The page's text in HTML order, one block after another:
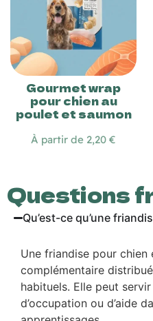
Gourmet wrap
pour chien au
poulet et saumon
À partir de 2,20 €
Questions
Qu’est-ce qu’une
Une friandise pour chien
complémentaire
habituels. Elle peut
d’occupation ou d’aide